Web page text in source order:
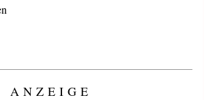
ANZEIGE